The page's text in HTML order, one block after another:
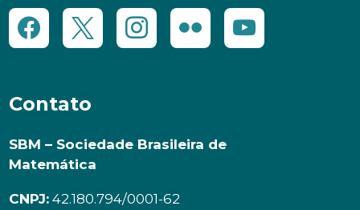
Contato
SBM – Sociedade Brasileira de
Matemática
CNPJ: 42.180.794/0001-62